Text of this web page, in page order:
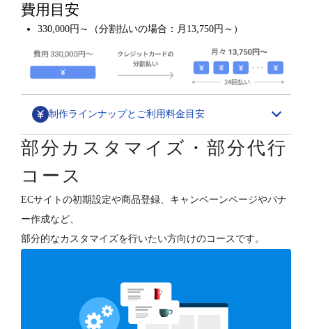
費用目安
330,000円～（分割払いの場合：月13,750円～）
制作ラインナップとご利用料金目安
デザインカスタマイズ
1,580,000円～
ECサイトの“勝ちパターン”を網羅したデザイン構築と、
各種支援（分析・集客・CRM・更新）を行います。
デザインフルカスタマイズ
800,000円～
オーナーさまのご要望に合わせて、ショップデザインを
部分カスタマイズ・部分代行
コース
ECサイトの初期設定や商品登録、キャンペーンページやバナ
ー作成など、
部分的なカスタマイズを行いたい方向けのコースです。